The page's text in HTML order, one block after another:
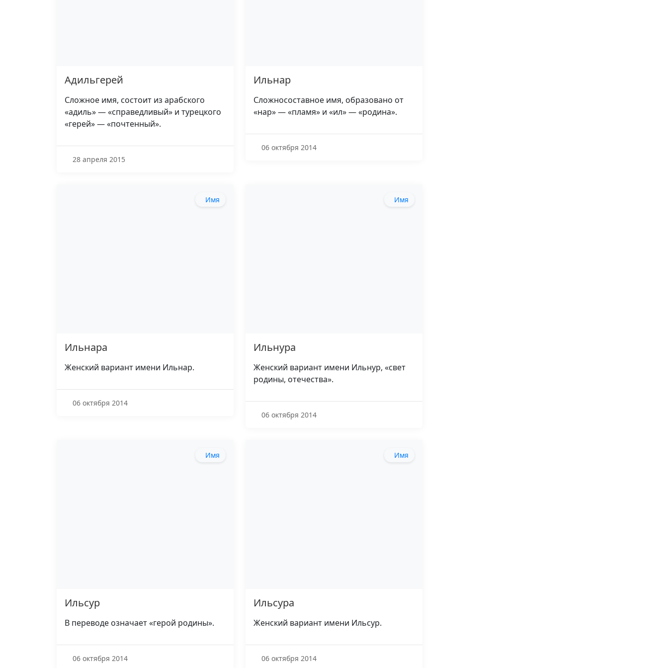
Адильгерей
Сложное имя, состоит из арабского
«адиль» — «справедливый» и турецкого
«герей» — «почтенный».
28 апреля 2015
Ильнар
Сложносоставное имя, образовано от
«нар» — «пламя» и «ил» — «родина».
06 октября 2014
Имя
Ильнара
Женский вариант имени Ильнар.
06 октября 2014
Имя
Ильнура
Женский вариант имени Ильнур, «свет
родины, отечества».
06 октября 2014
Имя
Ильсур
В переводе означает «герой родины».
06 октября 2014
Имя
Ильсура
Женский вариант имени Ильсур.
06 октября 2014